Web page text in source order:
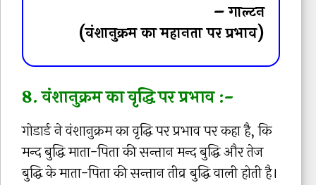
– गाल्टन
(वंशानुक्रम का महानता पर प्रभाव)
8. वंशानुक्रम का वृद्धि पर प्रभाव :-
गोडार्ड ने वंशानुक्रम का वृद्धि पर प्रभाव पर कहा है, कि
मन्द बुद्धि माता-पिता की सन्तान मन्द बुद्धि और तेज
बुद्धि के माता-पिता की सन्तान तीव्र बुद्धि वाली होती है।